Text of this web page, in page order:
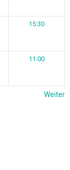
15:30
11:00
Weiter